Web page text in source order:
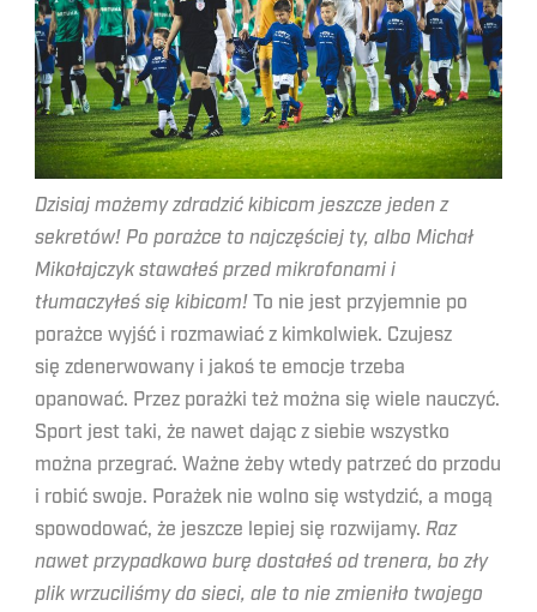
Dzisiaj możemy zdradzić kibicom jeszcze jeden z
sekretów! Po porażce to najczęściej ty, albo Michał
Mikołajczyk stawałeś przed mikrofonami i
tłumaczyłeś się kibicom! To nie jest przyjemnie po
porażce wyjść i rozmawiać z kimkolwiek. Czujesz
się zdenerwowany i jakoś te emocje trzeba
opanować. Przez porażki też można się wiele nauczyć.
Sport jest taki, że nawet dając z siebie wszystko
można przegrać. Ważne żeby wtedy patrzeć do przodu
i robić swoje. Porażek nie wolno się wstydzić, a mogą
spowodować, że jeszcze lepiej się rozwijamy. Raz
nawet przypadkowo burę dostałeś od trenera, bo zły
plik wrzuciliśmy do sieci, ale to nie zmieniło twojego